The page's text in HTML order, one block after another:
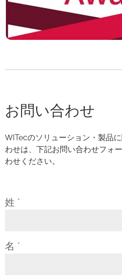
お問い合わせ
WITecのソリューション・製品
わせは、下記お問い合わせフォ
わせください。
姓 *
名 *